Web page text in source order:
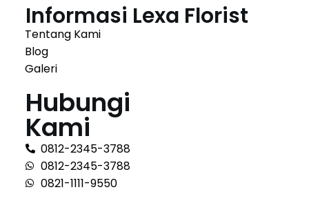
Informasi Lexa Florist
Tentang Kami
Blog
Galeri
Hubungi
Kami
0812-2345-3788
0812-2345-3788
0821-1111-9550